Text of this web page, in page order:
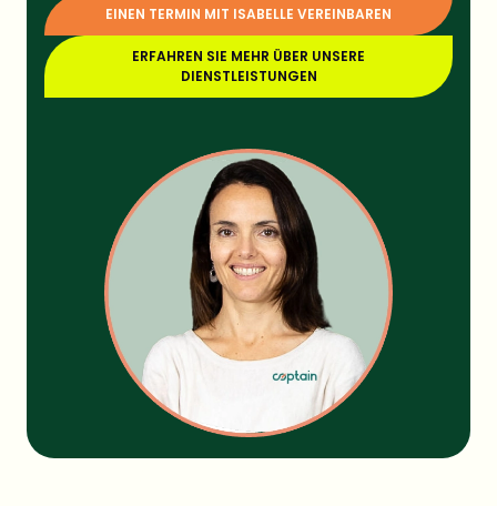
EINEN TERMIN MIT ISABELLE VEREINBAREN
ERFAHREN SIE MEHR ÜBER UNSERE
DIENSTLEISTUNGEN